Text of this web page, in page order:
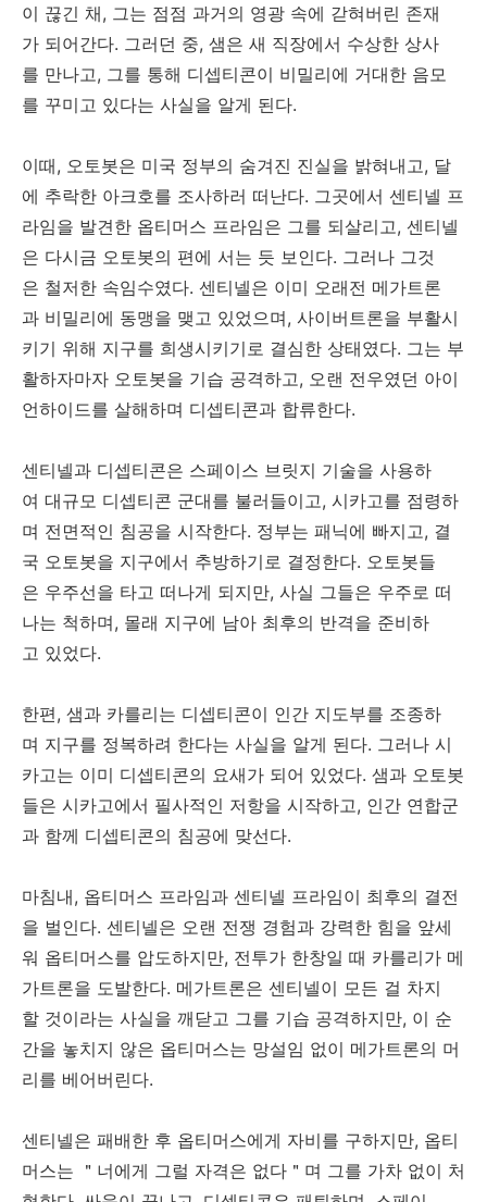
이 끊긴 채, 그는 점점 과거의 영광 속에 갇혀버린 존재
가 되어간다. 그러던 중, 샘은 새 직장에서 수상한 상사
를 만나고, 그를 통해 디셉티콘이 비밀리에 거대한 음모
를 꾸미고 있다는 사실을 알게 된다.
이때, 오토봇은 미국 정부의 숨겨진 진실을 밝혀내고, 달
에 추락한 아크호를 조사하러 떠난다. 그곳에서 센티넬 프
라임을 발견한 옵티머스 프라임은 그를 되살리고, 센티넬
은 다시금 오토봇의 편에 서는 듯 보인다. 그러나 그것
은 철저한 속임수였다. 센티넬은 이미 오래전 메가트론
과 비밀리에 동맹을 맺고 있었으며, 사이버트론을 부활시
키기 위해 지구를 희생시키기로 결심한 상태였다. 그는 부
활하자마자 오토봇을 기습 공격하고, 오랜 전우였던 아이
언하이드를 살해하며 디셉티콘과 합류한다.
센티넬과 디셉티콘은 스페이스 브릿지 기술을 사용하
여 대규모 디셉티콘 군대를 불러들이고, 시카고를 점령하
며 전면적인 침공을 시작한다. 정부는 패닉에 빠지고, 결
국 오토봇을 지구에서 추방하기로 결정한다. 오토봇들
은 우주선을 타고 떠나게 되지만, 사실 그들은 우주로 떠
나는 척하며, 몰래 지구에 남아 최후의 반격을 준비하
고 있었다.
한편, 샘과 카를리는 디셉티콘이 인간 지도부를 조종하
며 지구를 정복하려 한다는 사실을 알게 된다. 그러나 시
카고는 이미 디셉티콘의 요새가 되어 있었다. 샘과 오토봇
들은 시카고에서 필사적인 저항을 시작하고, 인간 연합군
과 함께 디셉티콘의 침공에 맞선다.
마침내, 옵티머스 프라임과 센티넬 프라임이 최후의 결전
을 벌인다. 센티넬은 오랜 전쟁 경험과 강력한 힘을 앞세
워 옵티머스를 압도하지만, 전투가 한창일 때 카를리가 메
가트론을 도발한다. 메가트론은 센티넬이 모든 걸 차지
할 것이라는 사실을 깨닫고 그를 기습 공격하지만, 이 순
간을 놓치지 않은 옵티머스는 망설임 없이 메가트론의 머
리를 베어버린다.
센티넬은 패배한 후 옵티머스에게 자비를 구하지만, 옵티
머스는 ＂너에게 그럴 자격은 없다＂며 그를 가차 없이 처